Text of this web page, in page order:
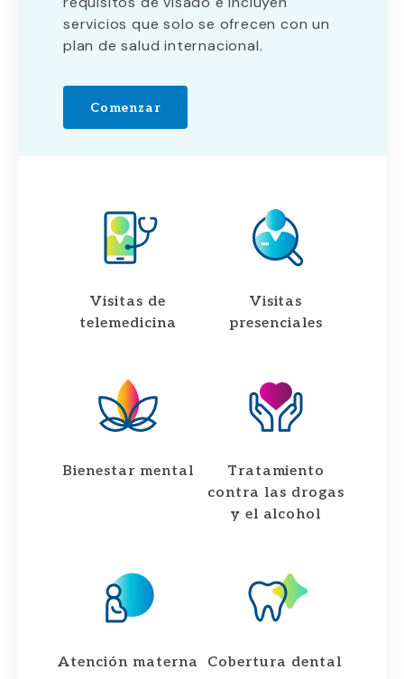
servicios que solo se ofrecen con un
plan de salud internacional.
Comenzar
Visitas de
telemedicina
Visitas
presenciales
Bienestar mental
Tratamiento
contra las drogas
y el alcohol
Atención materna​ Cobertura dental ​